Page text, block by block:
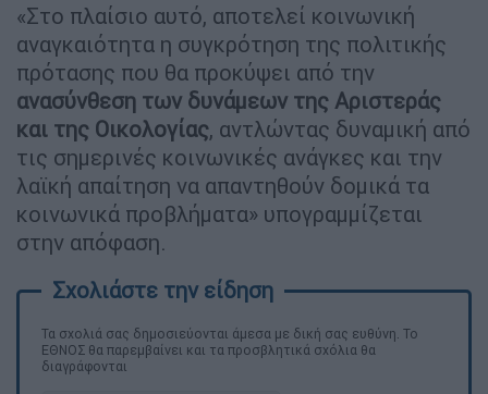
«Στο πλαίσιο αυτό, αποτελεί κοινωνική
αναγκαιότητα η συγκρότηση της πολιτικής
πρότασης που θα προκύψει από την
ανασύνθεση των δυνάμεων της Αριστεράς
και της Οικολογίας, αντλώντας δυναμική από
τις σημερινές κοινωνικές ανάγκες και την
λαϊκή απαίτηση να απαντηθούν δομικά τα
κοινωνικά προβλήματα» υπογραμμίζεται
στην απόφαση.
Τα σχολιά σας δημοσιεύονται άμεσα με δική σας ευθύνη. Το
ΕΘΝΟΣ θα παρεμβαίνει και τα προσβλητικά σχόλια θα
διαγράφονται